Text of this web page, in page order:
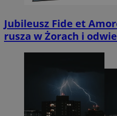
Jubileusz Fide et
rusza w Żorach i